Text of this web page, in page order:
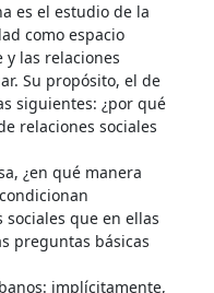
es el estudio de la
como espacio
las relaciones
Su propósito, el de
siguientes: ¿por qué
relaciones sociales
¿en qué manera
que en ellas
preguntas básicas
implícitamente,